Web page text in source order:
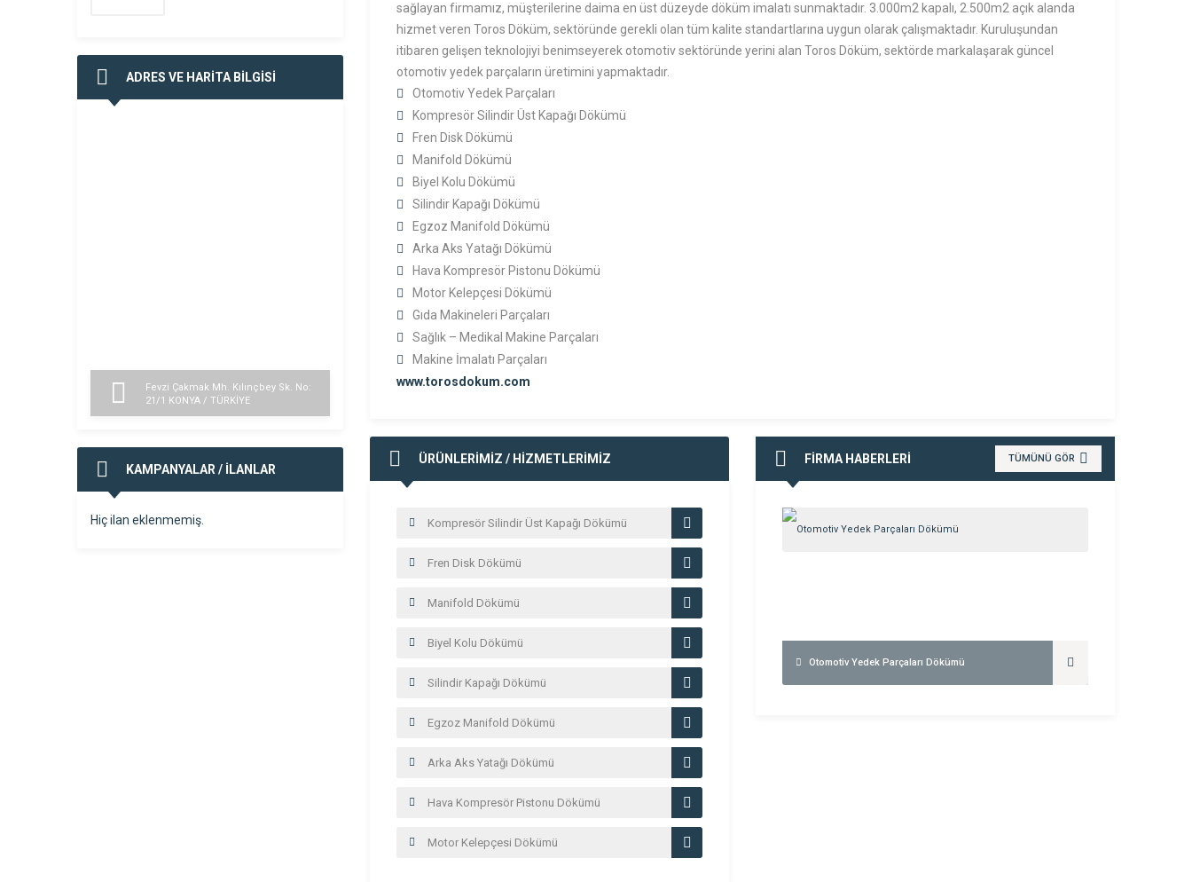
ADRES VE HARİTA BİLGİSİ
Fevzi Çakmak Mh. Kılınçbey Sk. No:
21/1 KONYA / TÜRKİYE
KAMPANYALAR / İLANLAR
Hiç ilan eklenmemiş.
sağlayan firmamız, müşterilerine daima en üst düzeyde döküm imalatı sunmaktadır. 3.000m2 kapalı, 2.500m2 açık alanda
hizmet veren Toros Döküm, sektöründe gerekli olan tüm kalite standartlarına uygun olarak çalışmaktadır. Kuruluşundan
itibaren gelişen teknolojiyi benimseyerek otomotiv sektöründe yerini alan Toros Döküm, sektörde markalaşarak güncel
otomotiv yedek parçaların üretimini yapmaktadır.
Otomotiv Yedek Parçaları
Kompresör Silindir Üst Kapağı Dökümü
Fren Disk Dökümü
Manifold Dökümü
Biyel Kolu Dökümü
Silindir Kapağı Dökümü
Egzoz Manifold Dökümü
Arka Aks Yatağı Dökümü
Hava Kompresör Pistonu Dökümü
Motor Kelepçesi Dökümü
Gıda Makineleri Parçaları
Sağlık – Medikal Makine Parçaları
Makine İmalatı Parçaları
www.torosdokum.com
ÜRÜNLERİMİZ / HİZMETLERİMİZ
Kompresör Silindir Üst Kapağı Dökümü
Fren Disk Dökümü
Manifold Dökümü
Biyel Kolu Dökümü
Silindir Kapağı Dökümü
Egzoz Manifold Dökümü
Arka Aks Yatağı Dökümü
Hava Kompresör Pistonu Dökümü
Motor Kelepçesi Dökümü
FİRMA HABERLERİ TÜMÜNÜ GÖR
Otomotiv Yedek Parçaları Dökümü